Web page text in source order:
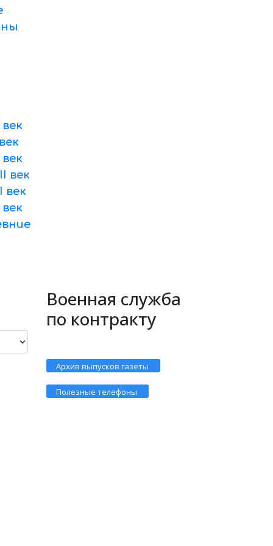
век
век
Военная служба
по контракту
Архив выпусков газеты
Полезные телефоны